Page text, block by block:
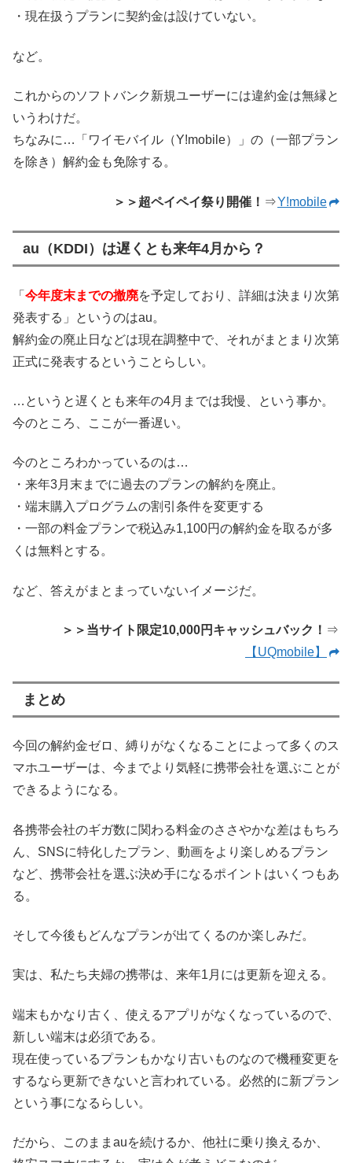
・現在扱うプランに契約金は設けていない。
など。
これからのソフトバンク新規ユーザーには違約金は無縁と
いうわけだ。
ちなみに…「ワイモバイル（Y!mobile）」の（一部プラン
を除き）解約金も免除する。
＞＞超ペイペイ祭り開催！ ⇒Y!mobile
au（KDDI）は遅くとも来年4月から？
「 今年度末までの撤廃を予定しており、詳細は決まり次第
発表する」というのはau。
解約金の廃止日などは現在調整中で、それがまとまり次第
正式に発表するということらしい。
…というと遅くとも来年の4月までは我慢、という事か。
今のところ、ここが一番遅い。
今のところわかっているのは…
・来年3月末までに過去のプランの解約を廃止。
・端末購入プログラムの割引条件を変更する
・一部の料金プランで税込み1,100円の解約金を取るが多
くは無料とする。
など、答えがまとまっていないイメージだ。
＞＞当サイト限定10,000円キャッシュバック！ ⇒
【UQmobile】
まとめ
今回の解約金ゼロ、縛りがなくなることによって多くのス
マホユーザーは、今までより気軽に携帯会社を選ぶことが
できるようになる。
各携帯会社のギガ数に関わる料金のささやかな差はもちろ
ん、SNSに特化したプラン、動画をより楽しめるプラン
など、携帯会社を選ぶ決め手になるポイントはいくつもあ
る。
そして今後もどんなプランが出てくるのか楽しみだ。
実は、私たち夫婦の携帯は、来年1月には更新を迎える。
端末もかなり古く、使えるアプリがなくなっているので、
新しい端末は必須である。
現在使っているプランもかなり古いものなので機種変更を
するなら更新できないと言われている。必然的に新プラン
という事になるらしい。
だから、このままauを続けるか、他社に乗り換えるか、